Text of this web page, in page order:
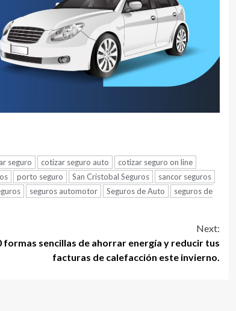
seguro cotizar seguro auto
cotizar seguro on line
porto seguro San Cristobal Seguros
sancor seguros
seguros automotor Seguros de Auto
seguros de
Next:
formas sencillas de ahorrar energía y reducir tus
facturas de calefacción este invierno.